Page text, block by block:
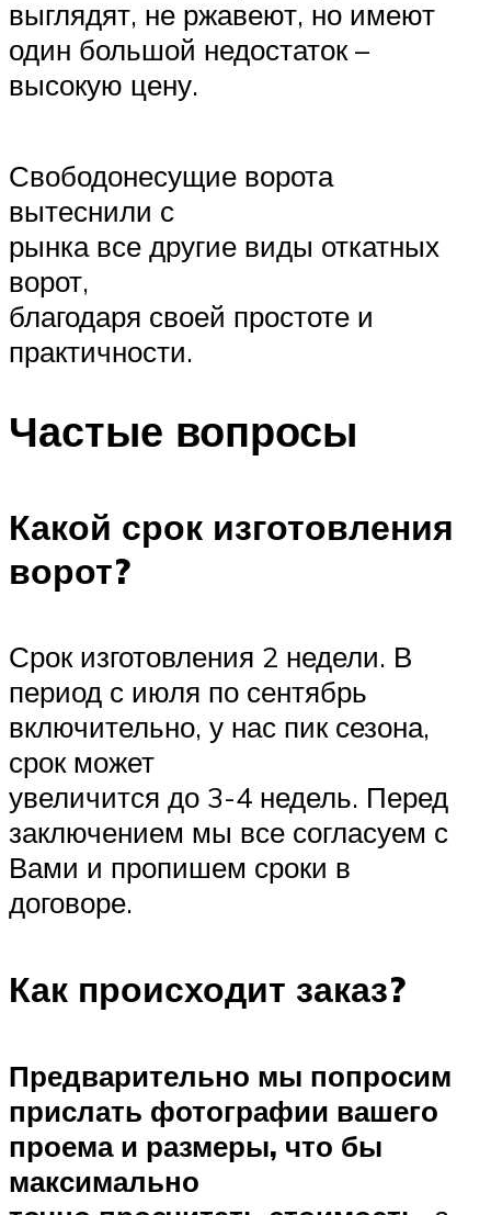
выглядят, не ржавеют, но имеют
один большой недостаток –
высокую цену.
Свободонесущие ворота
вытеснили с
рынка все другие виды откатных
ворот,
благодаря своей простоте и
практичности.
Частые вопросы
Какой срок изготовления
ворот?
Срок изготовления 2 недели. В
период с июля по сентябрь
включительно, у нас пик сезона,
срок может
увеличится до 3-4 недель. Перед
заключением мы все согласуем с
Вами и пропишем сроки в
договоре.
Как происходит заказ?
Предварительно мы попросим
прислать фотографии вашего
проема и размеры, что бы
максимально